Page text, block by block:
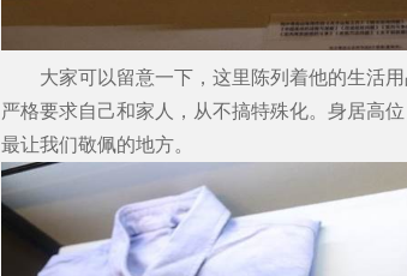
大家可以留意一下，这里陈列着他的生活
严格要求自己和家人，从不搞特殊化。身居高
最让我们敬佩的地方。